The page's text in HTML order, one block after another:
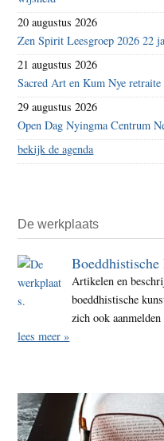
20 augustus 2026
Zen Spirit Leesgroep 2026 22
21 augustus 2026
Sacred Art en Kum Nye retraite
29 augustus 2026
Open Dag Nyingma Centrum
bekijk de agenda
De werkplaats
Boeddhistische
Artikelen en
boeddhistische
zich ook
lees meer »